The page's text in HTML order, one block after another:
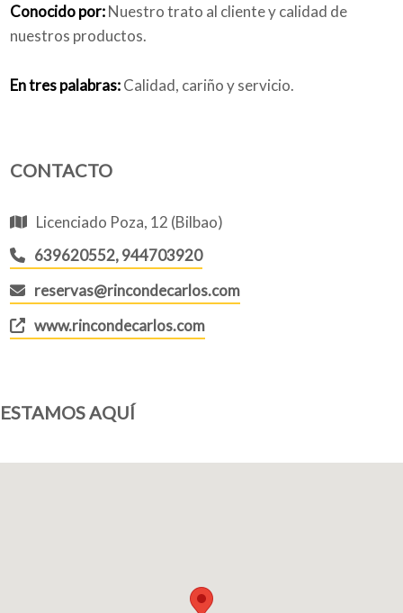
Conocido por:Nuestro trato al cliente y calidad de
nuestros productos.
En tres palabras:Calidad, cariño y servicio.
CONTACTO
Licenciado Poza, 12 (Bilbao)
639620552, 944703920
reservas@rincondecarlos.com
www.rincondecarlos.com
ESTAMOS AQUÍ